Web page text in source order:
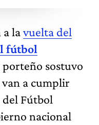
a lavuelta del
fútbol
sostuvo
a cumplir
del Fútbol
nacional